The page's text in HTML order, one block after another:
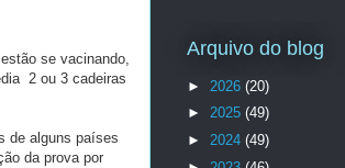
se vacinando,
2 ou 3 cadeiras
de alguns países
da prova por
Arquivo do blog
► 2026 (20)
► 2025 (49)
► 2024 (49)